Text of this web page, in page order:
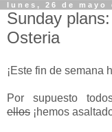
lunes, 26 de mayo
Sunday
Osteria
¡Este fin de semana
Por supuesto
ellos ¡hemos